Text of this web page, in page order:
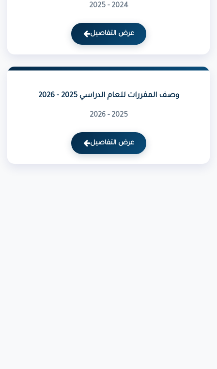
2024 - 2025
عرض التفاصيل
وصف المقررات للعام الدراسي 2025 - 2026
2025 - 2026
عرض التفاصيل